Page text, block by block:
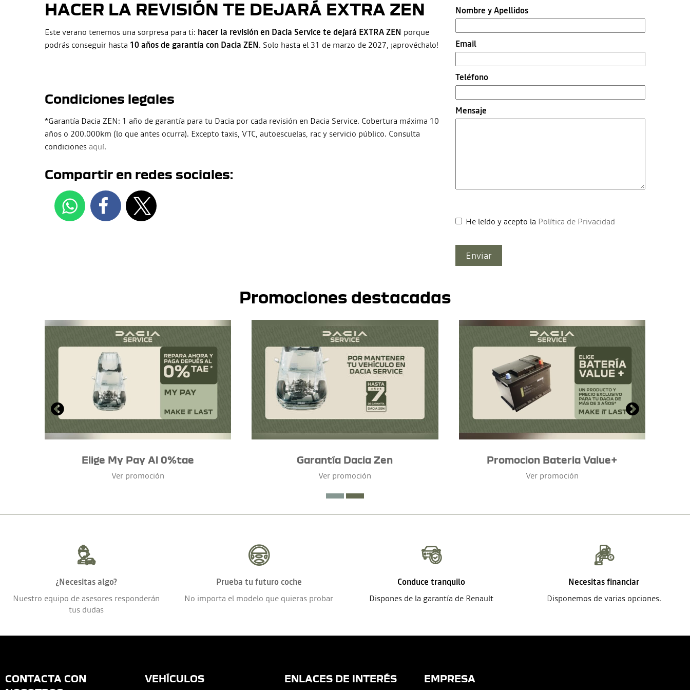
HACER LA REVISIÓN TE DEJARÁ EXTRA ZEN
Este verano tenemos una sorpresa para ti: hacer la revisión en Dacia Service te dejará EXTRA ZEN porque
podrás conseguir hasta 10 años de garantía con Dacia ZEN. Solo hasta el 31 de marzo de 2027, ¡aprovéchalo!
Condiciones legales
*Garantía Dacia ZEN: 1 año de garantía para tu Dacia por cada revisión en Dacia Service. Cobertura máxima 10
años o 200.000km (lo que antes ocurra). Excepto taxis, VTC, autoescuelas, rac y servicio público. Consulta
condiciones aquí.
Compartir en redes sociales:
Nombre y Apellidos
Email
Teléfono
Mensaje
He leído y acepto la Política de Privacidad
Promociones destacadas
Elige My Pay Al 0%tae
Ver promoción
Garantía Dacia Zen
Ver promoción
Promocion Bateria Value+
Ver promoción
¿Necesitas algo?
Nuestro equipo de asesores responderán
tus dudas
Prueba tu futuro coche
No importa el modelo que quieras probar
Conduce tranquilo
Dispones de la garantía de Renault
Necesitas financiar
Disponemos de varias opciones.
CONTACTA CON
VEHÍCULOS ENLACES DE INTERÉS EMPRESA